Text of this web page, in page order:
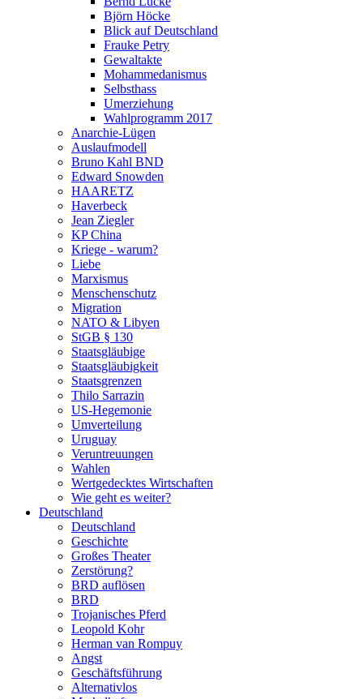
Björn Höcke
Blick auf Deutschland
Frauke Petry
Gewaltakte
Mohammedanismus
Selbsthass
Umerziehung
Wahlprogramm 2017
Anarchie-Lügen
Auslaufmodell
Bruno Kahl BND
Edward Snowden
HAARETZ
Haverbeck
Jean Ziegler
KP China
Kriege - warum?
Liebe
Marxismus
Menschenschutz
Migration
NATO & Libyen
StGB § 130
Staatsgläubige
Staatsgläubigkeit
Staatsgrenzen
Thilo Sarrazin
US-Hegemonie
Umverteilung
Uruguay
Veruntreuungen
Wahlen
Wertgedecktes Wirtschaften
Wie geht es weiter?
Deutschland
Deutschland
Geschichte
Großes Theater
Zerstörung?
BRD auflösen
BRD
Trojanisches Pferd
Leopold Kohr
Herman van Rompuy
Angst
Geschäftsführung
Alternativlos